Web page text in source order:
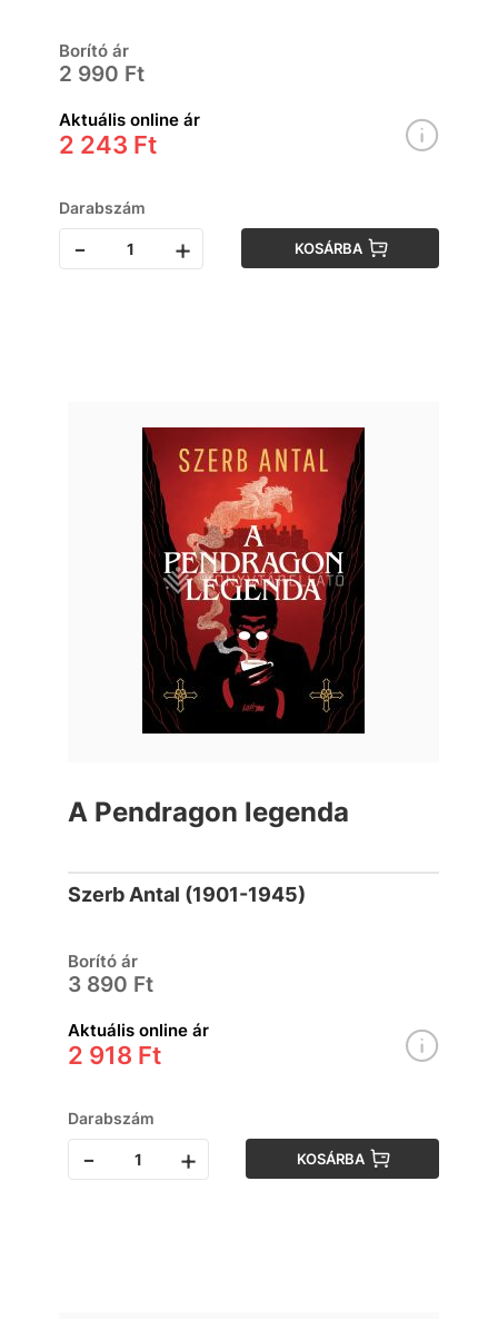
Borító ár
2 990 Ft
Aktuális online ár
2 243 Ft
Darabszám
- + KOSÁRBA
A Pendragon legenda
Szerb Antal (1901-1945)
Borító ár
3 890 Ft
Aktuális online ár
2 918 Ft
Darabszám
- + KOSÁRBA